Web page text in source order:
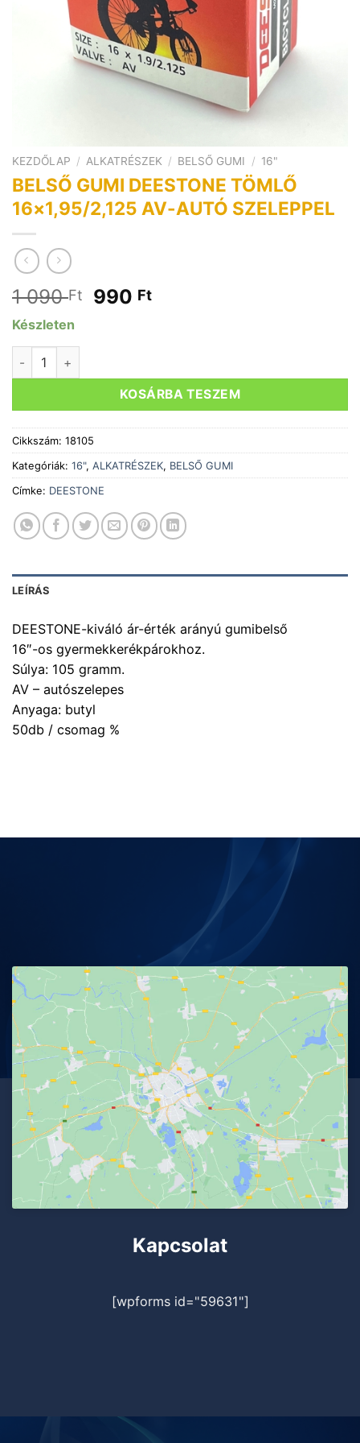
KEZDŐLAP / ALKATRÉSZEK / BELSŐ GUMI / 16"
BELSŐ GUMI DEESTONE TÖMLŐ
16×1,95/2,125 AV-AUTÓ SZELEPPEL
1 090Ft
Original
090 Ft.
990 FtCurrent
Készleten
BELSŐ GUMI DEESTONE TÖMLŐ 16x1,95/2,125 AV-AUTÓ
KOSÁRBA TESZEM
Cikkszám: 18105
Kategóriák: 16", ALKATRÉSZEK, BELSŐ GUMI
Címke: DEESTONE
LEÍRÁS
DEESTONE-kiváló ár-érték arányú gumibelső
16″-os gyermekkerékpárokhoz.
Súlya: 105 gramm.
AV – autószelepes
Anyaga: butyl
50db / csomag %
Kapcsolat
[wpforms id="59631"]